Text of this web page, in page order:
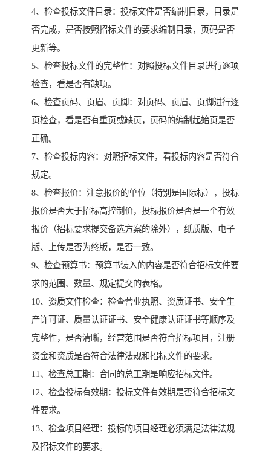
4、检查投标文件目录：投标文件是否编制目录，目录是
否完成，是否按照招标文件的要求编制目录，页码是否
更新等。
5、检查投标文件的完整性：对照投标文件目录进行逐项
检查，看是否有缺项。
6、检查页码、页眉、页脚：对页码、页眉、页脚进行逐
页检查，看是否有重页或缺页，页码的编制起始页是否
正确。
7、检查投标内容：对照招标文件，看投标内容是否符合
规定。
8、检查报价：注意报价的单位（特别是国际标），投标
报价是否大于招标高控制价，投标报价是否是一个有效
报价（招标要求提交备选方案的除外），纸质版、电子
版、上传是否为终版，是否一致。
9、检查预算书：预算书装入的内容是否符合招标文件要
求的范围、数量、规定提交的表格。
10、资质文件检查：检查营业执照、资质证书、安全生
产许可证、质量认证证书、安全健康认证证书等顺序及
完整性，是否清晰，经营范围是否符合招标项目，注册
资金和资质是否符合法律法规和招标文件的要求。
11、检查总工期：合同的总工期是响应招标文件。
12、检查投标有效期：投标文件有效期是否符合招标文
件要求。
13、检查项目经理：投标的项目经理必须满足法律法规
及招标文件的要求。